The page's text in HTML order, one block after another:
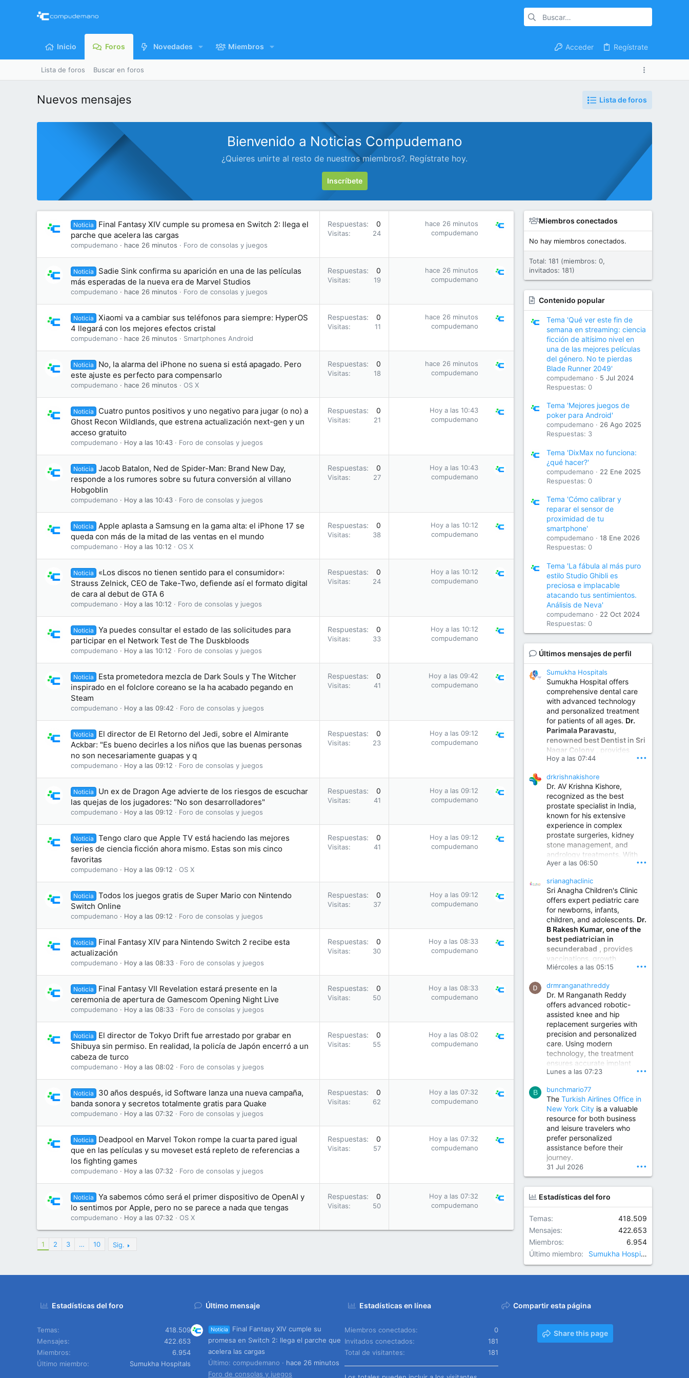
Inicio Foros Novedades Miembros Acceder Regístrate
Lista de foros Buscar en foros
Nuevos mensajes Lista de foros
Bienvenido a Noticias Compudemano
¿Quieres unirte al resto de nuestros miembros?. Regístrate hoy.
Inscríbete
Noticia
Final Fantasy XIV cumple su promesa en Switch 2: llega el
parche que acelera las cargas
compudemano hace 26 minutos Foro de consolas y juegos
Respuestas 0
Visitas 24
hace 26 minutos
compudemano
Noticia
Sadie Sink confirma su aparición en una de las películas
más esperadas de la nueva era de Marvel Studios
compudemano hace 26 minutos Foro de consolas y juegos
Respuestas 0
Visitas 19
hace 26 minutos
compudemano
Noticia
Xiaomi va a cambiar sus teléfonos para siempre: HyperOS
4 llegará con los mejores efectos cristal
compudemano hace 26 minutos Smartphones Android
Respuestas 0
Visitas 11
hace 26 minutos
compudemano
Noticia
No, la alarma del iPhone no suena si está apagado. Pero
este ajuste es perfecto para compensarlo
compudemano hace 26 minutos OS X
Respuestas 0
Visitas 18
hace 26 minutos
compudemano
Noticia
Cuatro puntos positivos y uno negativo para jugar (o no) a
Ghost Recon Wildlands, que estrena actualización next-gen y un
acceso gratuito
compudemano Hoy a las 10:43 Foro de consolas y juegos
Respuestas 0
Visitas 21
Hoy a las 10:43
compudemano
Noticia
Jacob Batalon, Ned de Spider-Man: Brand New Day,
responde a los rumores sobre su futura conversión al villano
Hobgoblin
compudemano Hoy a las 10:43 Foro de consolas y juegos
Respuestas 0
Visitas 27
Hoy a las 10:43
compudemano
Noticia
Apple aplasta a Samsung en la gama alta: el iPhone 17 se
queda con más de la mitad de las ventas en el mundo
compudemano Hoy a las 10:12 OS X
Respuestas 0
Visitas 38
Hoy a las 10:12
compudemano
Noticia
«Los discos no tienen sentido para el consumidor»:
Strauss Zelnick, CEO de Take-Two, defiende así el formato digital
de cara al debut de GTA 6
compudemano Hoy a las 10:12 Foro de consolas y juegos
Respuestas 0
Visitas 24
Hoy a las 10:12
compudemano
Noticia
Ya puedes consultar el estado de las solicitudes para
participar en el Network Test de The Duskbloods
compudemano Hoy a las 10:12 Foro de consolas y juegos
Respuestas 0
Visitas 33
Hoy a las 10:12
compudemano
Noticia
Esta prometedora mezcla de Dark Souls y The Witcher
inspirado en el folclore coreano se la ha acabado pegando en
Steam
compudemano Hoy a las 09:42 Foro de consolas y juegos
Respuestas 0
Visitas 41
Hoy a las 09:42
compudemano
Noticia
El director de El Retorno del Jedi, sobre el Almirante
Ackbar: "Es bueno decirles a los niños que las buenas personas
no son necesariamente guapas y q
compudemano Hoy a las 09:12 Foro de consolas y juegos
Respuestas 0
Visitas 23
Hoy a las 09:12
compudemano
Noticia
Un ex de Dragon Age advierte de los riesgos de escuchar
las quejas de los jugadores: "No son desarrolladores"
compudemano Hoy a las 09:12 Foro de consolas y juegos
Respuestas 0
Visitas 41
Hoy a las 09:12
compudemano
Noticia
Tengo claro que Apple TV está haciendo las mejores
series de ciencia ficción ahora mismo. Estas son mis cinco
favoritas
compudemano Hoy a las 09:12 OS X
Respuestas 0
Visitas 41
Hoy a las 09:12
compudemano
Noticia
Todos los juegos gratis de Super Mario con Nintendo
Switch Online
compudemano Hoy a las 09:12 Foro de consolas y juegos
Respuestas 0
Visitas 37
Hoy a las 09:12
compudemano
Noticia
Final Fantasy XIV para Nintendo Switch 2 recibe esta
actualización
compudemano Hoy a las 08:33 Foro de consolas y juegos
Respuestas 0
Visitas 30
Hoy a las 08:33
compudemano
Noticia
Final Fantasy VII Revelation estará presente en la
ceremonia de apertura de Gamescom Opening Night Live
compudemano Hoy a las 08:33 Foro de consolas y juegos
Respuestas 0
Visitas 50
Hoy a las 08:33
compudemano
Noticia
El director de Tokyo Drift fue arrestado por grabar en
Shibuya sin permiso. En realidad, la policía de Japón encerró a un
cabeza de turco
compudemano Hoy a las 08:02 Foro de consolas y juegos
Respuestas 0
Visitas 55
Hoy a las 08:02
compudemano
Noticia
30 años después, id Software lanza una nueva campaña,
banda sonora y secretos totalmente gratis para Quake
compudemano Hoy a las 07:32 Foro de consolas y juegos
Respuestas 0
Visitas 62
Hoy a las 07:32
compudemano
Noticia
Deadpool en Marvel Tokon rompe la cuarta pared igual
que en las películas y su moveset está repleto de referencias a
los fighting games
compudemano Hoy a las 07:32 Foro de consolas y juegos
Respuestas 0
Visitas 57
Hoy a las 07:32
compudemano
Noticia
Ya sabemos cómo será el primer dispositivo de OpenAI y
lo sentimos por Apple, pero no se parece a nada que tengas
compudemano Hoy a las 07:32 OS X
Respuestas 0
Visitas 50
Hoy a las 07:32
compudemano
1 2 3 … 10 Sig.
Miembros conectados
No hay miembros conectados.
Total: 181 (miembros: 0,
invitados: 181)
Contenido popular
Tema 'Qué ver este fin de
semana en streaming: ciencia
ficción de altísimo nivel en
una de las mejores películas
del género. No te pierdas
Blade Runner 2049'
compudemano
5 Jul 2024
Respuestas: 0
Tema 'Mejores juegos de
poker para Android'
compudemano
26 Ago 2025
Respuestas: 3
Tema 'DixMax no funciona:
¿qué hacer?'
compudemano
22 Ene 2025
Respuestas: 0
Tema 'Cómo calibrar y
reparar el sensor de
proximidad de tu
smartphone'
compudemano
18 Ene 2026
Respuestas: 0
Tema 'La fábula al más puro
estilo Studio Ghibli es
preciosa e implacable
atacando tus sentimientos.
Análisis de Neva'
compudemano
22 Oct 2024
Respuestas: 0
Últimos mensajes de perfil
Sumukha Hospitals
Sumukha Hospital offers
comprehensive dental care
with advanced technology
and personalized treatment
for patients of all ages. Dr.
Parimala Paravastu,
renowned best Dentist in Sri
Nagar Colony , provides
expert care for tooth pain,
treatment, dental implants,
smile designing, cosmetic
dentistry.
Sumukha Hospital | Ear, Nose & Throat, Dental & Maxillofacial Surgery Center
www.sumukhahospitals.co
m
Hoy a las 07:44 •••
drkrishnakishore
Dr. AV Krishna Kishore,
recognized as the best
prostate specialist in India,
known for his extensive
experience in complex
prostate surgeries, kidney
stone management, and
andrology treatments. With
years of surgical practice and
invasive and robotic
techniques.
Best Urologist in Vijayawada | Urology Specialist in Vijayawada
Dr. A. V. Krishna Kishore,
the Best Urologist...
www.drkrishnakishore.com
Ayer a las 06:50 •••
srianaghaclinic
Sri Anagha Children's Clinic
offers expert pediatric care
for newborns, infants,
children, and adolescents. Dr.
B Rakesh Kumar, one of the
best pediatrician in
secunderabad , provides
vaccinations, growth
monitoring, newborn care,
illnesses, nutrition guidance,
and preventive healthcare in
a child-friendly environment.
Children Hospital in Secunderabad | Best Pediatrician in Hyderabad | Neonatologist in Medchal
Our pediatrician and
Neonatologist team at...
www.srianaghaclinic.com
Miércoles a las 05:15 •••
drmranganathreddy
Dr. M Ranganath Reddy
offers advanced robotic-
assisted knee and hip
replacement surgeries with
precision and personalized
care. Using modern
technology, the treatment
ensures accurate implant
placement, reduced pain,
improved joint function,
helping patients return to an
active and comfortable
lifestyle.
Orthopedic Surgeon in Kondapur | Best Orthopedic Doctor in Kondapur | Dr. M. Ranganath Reddy
Consult Dr. M. Ranganath
Reddy, the best...
www.drranganathreddy.co
m
Lunes a las 07:23 •••
B bunchmario77
The Turkish Airlines Office in
New York City is a valuable
resource for both business
and leisure travelers who
prefer personalized
assistance before their
journey.
31 Jul 2026 •••
Estadísticas del foro
Temas
418.509
Mensajes
422.653
Miembros
6.954
Último miembro
Sumukha Hospitals
Estadísticas del foro
Temas
418.509
Mensajes
422.653
Miembros
6.954
Último miembro
Sumukha Hospitals
Último mensaje
Noticia
Final Fantasy XIV cumple su
promesa en Switch 2: llega el parche que
acelera las cargas
Último: compudemano
hace 26 minutos
Foro de consolas y juegos
Estadísticas en línea
Miembros conectados
0
Invitados conectados
181
Total de visitantes
181
Compartir esta página
Share this page